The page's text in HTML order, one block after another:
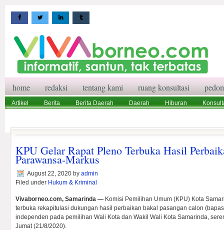
home redaksi tentang kami ruang konsultasi
Artikel Berita Berita Daerah Daerah Hiburan
KPU Gelar Rapat Pleno Terbuka Hasil
Parawansa-Markus
August 22, 2020 by admin
Filed under Hukum & Kriminal
Vivaborneo.com, Samarinda — Komisi Pemilihan Umum (KPU) Kota
terbuka rekapitulasi dukungan hasil perbaikan bakal pasangan calon
independen pada pemilihan Wali Kota dan Wakil Wali Kota Samarinda,
Jumat (21/8/2020).